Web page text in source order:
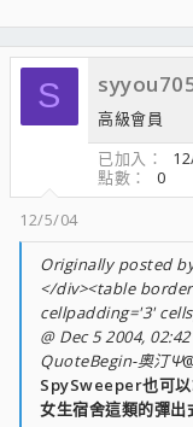
S
高級會員
已加入
點數
0
12/5/04
Originally posted
</div><table
cellpadding='3'
@ Dec 5 2004,
QuoteBegin-奧汀Ψ
SpySweeper也可
女生宿舍這類的彈